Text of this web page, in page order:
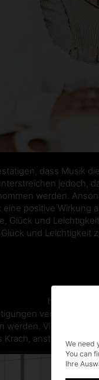
dass Musik
jedoch,
werden.
eine positive Wirkung
Glück und
und Leichtigkeit
hat durch
verloren
werden. Viele
anstatt alsWe need
You can
Ihre